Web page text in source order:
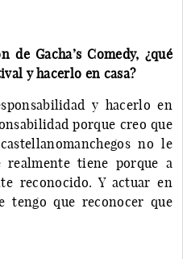
de Gacha’s Comedy, ¿qué
y hacerlo en casa?
y hacerlo en
porque creo que
no le
tiene porque a
reconocido. Y actuar en
tengo que reconocer que